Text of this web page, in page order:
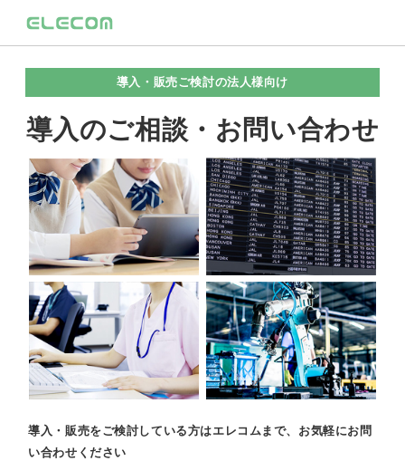
導入・販売ご検討の法人様向け
導入のご相談・お問い合わせ
導入・販売をご検討している方はエレコムまで、お気軽にお問
い合わせください